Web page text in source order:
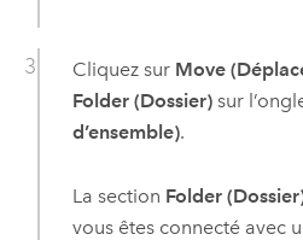
Cliquez sur Move
Folder (Dossier)sur
d’ensemble).
La section Folder
vous êtes connecté avec